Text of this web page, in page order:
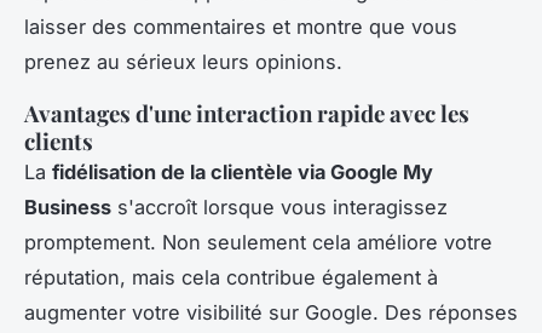
laisser des commentaires et montre que vous
prenez au sérieux leurs opinions.
Avantages d'une interaction rapide avec les
clients
La fidélisation de la clientèle via Google My
Business s'accroît lorsque vous interagissez
promptement. Non seulement cela améliore votre
réputation, mais cela contribue également à
augmenter votre visibilité sur Google. Des réponses